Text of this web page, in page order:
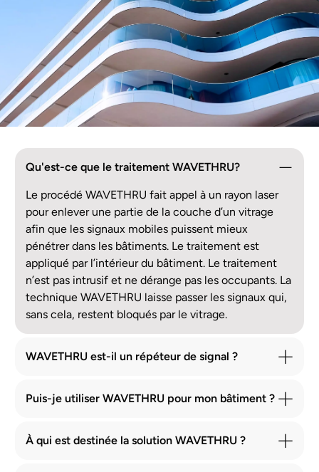
Qu'est-ce que le traitement WAVETHRU?
Le procédé WAVETHRU fait appel à un rayon laser
pour enlever une partie de la couche d’un vitrage
afin que les signaux mobiles puissent mieux
pénétrer dans les bâtiments. Le traitement est
appliqué par l’intérieur du bâtiment. Le traitement
n’est pas intrusif et ne dérange pas les occupants. La
technique WAVETHRU laisse passer les signaux qui,
sans cela, restent bloqués par le vitrage.
WAVETHRU est-il un répéteur de signal ?
Puis-je utiliser WAVETHRU pour mon bâtiment ?
À qui est destinée la solution WAVETHRU ?